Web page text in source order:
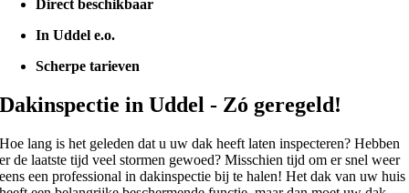
Direct beschikbaar
In Uddel e.o.
Scherpe tarieven
Dakinspectie in Uddel - Zó geregeld!
Hoe lang is het geleden dat u uw dak heeft laten inspecteren? Hebben
er de laatste tijd veel stormen gewoed? Misschien tijd om er snel weer
eens een professional in dakinspectie bij te halen! Het dak van uw huis